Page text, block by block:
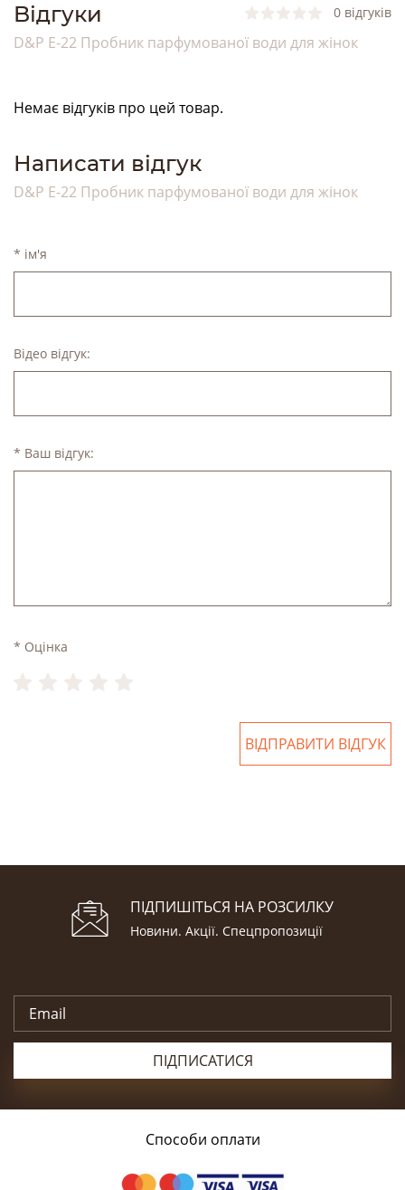
Bідгуки
D&P E-22 Пробник парфумованої води для жінок
0 відгуків
Немає відгуків про цей товар.
Написати відгук
D&P E-22 Пробник парфумованої води для жінок
* ім'я
Відео відгук:
* Ваш відгук:
* Оцінка
ВІДПРАВИТИ ВІДГУК
ПІДПИШІТЬСЯ НА РОЗСИЛКУ
Новини. Акції. Cпецпропозиції
ПІДПИСАТИСЯ
Способи оплати